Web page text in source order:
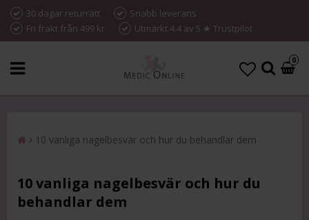
30 dagar returrätt
Snabb leverans
Fri frakt från 499 kr
Utmärkt 4.4 av 5 ★ Trustpilot
0
10 vanliga nagelbesvär och hur du behandlar dem
10 vanliga nagelbesvär och hur du
behandlar dem